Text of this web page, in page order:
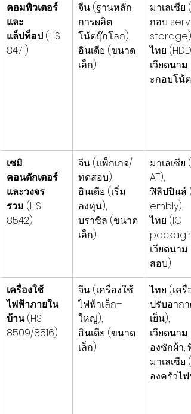
คอมพิวเตอร์
และ
แล็ปท็อป (HS
8471)
จีน (ฐานหลัก
การผลิต
โน้ตบุ๊กโลก),
อินเดีย (ขนาด
เล็ก)
มาเลเซีย (
กอบ
storage),
ไทย
เวียดนาม
ะกอบโน้ต
เซมิ
คอนดักเตอร์
และวงจร
รวม (HS
8542)
จีน (แพ็กเกจ/
ทดสอบ),
อินเดีย (เริ่ม
ลงทุน),
บราซิล (ขนาด
เล็ก)
มาเลเซีย
AT),
ฟิลิปปินส์
embly),
ไทย (IC
เวียดนาม
สอบ)
เครื่องใช้
ไฟฟ้าภายใน
บ้าน (HS
8509/8516)
จีน (เครื่องใช้
ไฟฟ้าเล็ก–
ใหญ่),
อินเดีย (ขนาด
เล็ก)
ไทย (เครื่อง
ปรับอากา
เย็น),
เวียดนาม
องซักผ้า,
มาเลเซีย (
องครัวไฟ